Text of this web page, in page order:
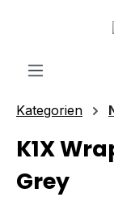
Zum Hauptinhalt
Kategorien
K1X
Grey